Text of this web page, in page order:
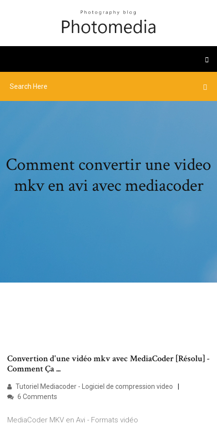
Comment convertir une video
mkv en avi avec mediacoder
Convertion d'une vidéo mkv avec MediaCoder [Résolu] -
Comment Ça ...
Tutoriel Mediacoder - Logiciel de compression video
6 Comments
MediaCoder MKV en Avi - Formats vidéo